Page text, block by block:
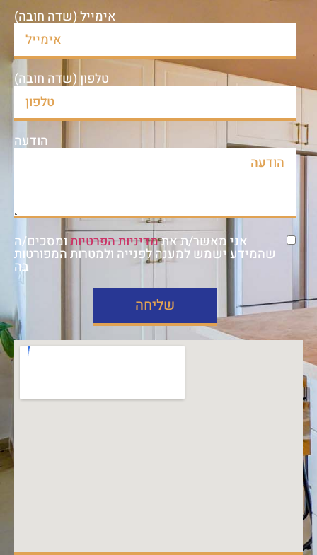
אימייל (שדה חובה)
טלפון (שדה חובה)
הודעה
אני מאשר/ת אתמדיניות הפרטיותומסכים/ה
שהמידע ישמש למענה לפנייה ולמטרות המפורטות
בה